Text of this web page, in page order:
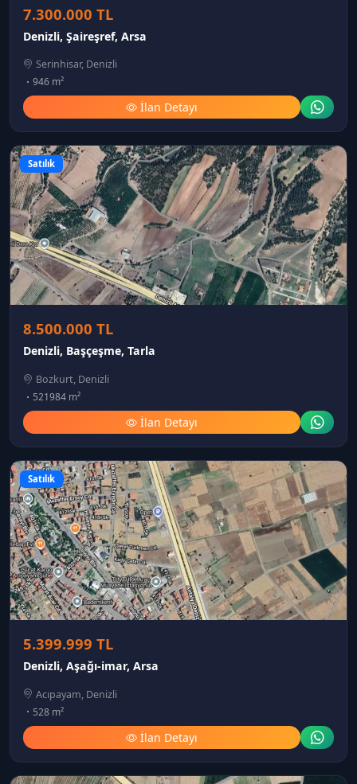
7.300.000 TL
Denizli, Şaireşref, Arsa
Serinhisar, Denizli
946 m²
İlan Detayı
Satılık
8.500.000 TL
Denizli, Başçeşme, Tarla
Bozkurt, Denizli
521984 m²
İlan Detayı
Satılık
5.399.999 TL
Denizli, Aşağı-imar, Arsa
Acıpayam, Denizli
528 m²
İlan Detayı